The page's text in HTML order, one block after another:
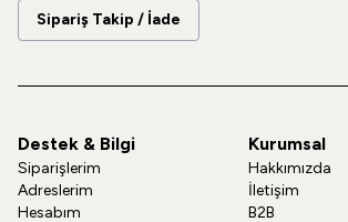
Sipariş Takip / İade
Destek & Bilgi
Siparişlerim
Adreslerim
Hesabım
Kurumsal
Hakkımızda
İletişim
B2B